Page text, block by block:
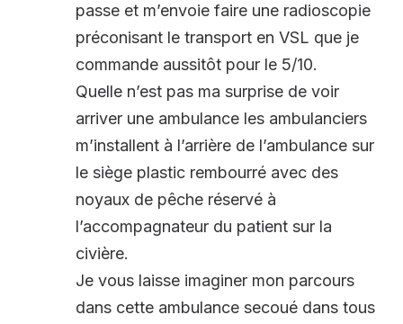
passe et m’envoie faire une radioscopie
préconisant le transport en VSL que je
commande aussitôt pour le 5/10.
Quelle n’est pas ma surprise de voir
arriver une ambulance les ambulanciers
m’installent à l’arrière de l’ambulance sur
le siège plastic rembourré avec des
noyaux de pêche réservé à
l’accompagnateur du patient sur la
civière.
Je vous laisse imaginer mon parcours
dans cette ambulance secoué dans tous